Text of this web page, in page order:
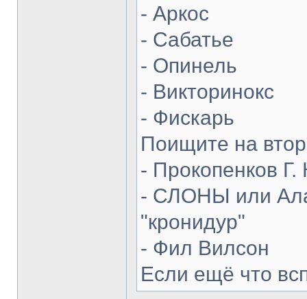
- Аркос
- Сабатье
- Опинель
- Викторинокс
- Фискарь
Поищите на
- Прокопенков Г.
- СЛОНЫ или
"кронидур"
- Фил Вилсон
Если ещё что